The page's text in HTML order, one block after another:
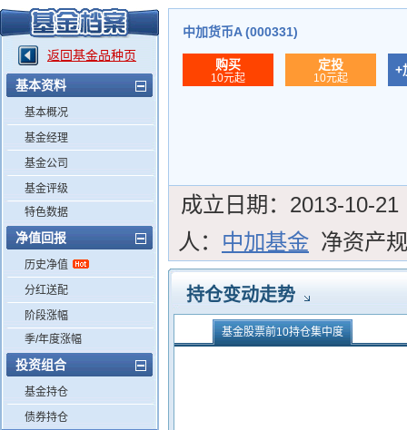
添富优势 华安宏利 上证180价值ETF
返回基金品种页
基本资料
基本概况
基金经理
基金公司
基金评级
特色数据
净值回报
历史净值
分红送配
阶段涨幅
季/年度涨幅
投资组合
基金持仓
债券持仓
中加货币A (000331)
购买
10元起
定投
10元起
+
成立日期： 2013-10-21
人： 中加基金 净资产
持仓变动走势
基金股票前10持仓集中度